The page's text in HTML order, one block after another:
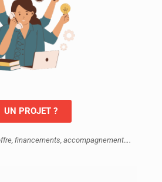
UN PROJET ?
financements, accompagnement….